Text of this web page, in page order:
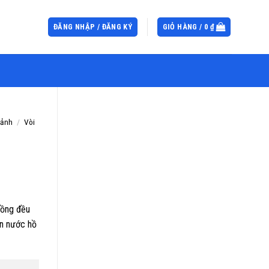
ĐĂNG NHẬP / ĐĂNG KÝ GIỎ HÀNG / 0 ₫
/ Vòi
đều
nước hồ